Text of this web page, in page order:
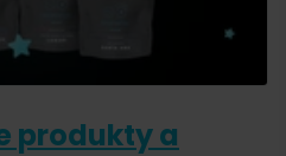
produkty a